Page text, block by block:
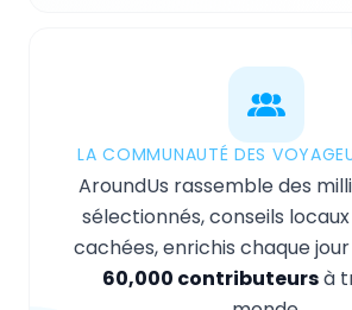
LA COMMUNAUTÉ DES
AroundUs rassemble des
sélectionnés, conseils
cachées, enrichis chaque
60,000 contributeursà